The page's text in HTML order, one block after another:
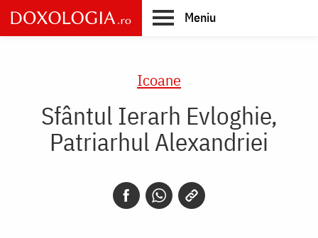
Skip
to
main
Meniu
Icoane
Sfântul Ierarh Evloghie,
Patriarhul Alexandriei